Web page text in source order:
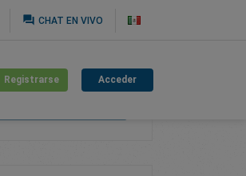
question_answer CHAT EN VIVO
Registrarse Acceder
Cree una cuenta de